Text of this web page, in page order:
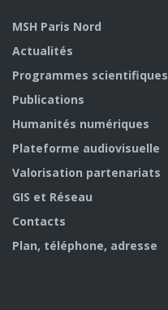
MSH Paris Nord
Actualités
Programmes scientifiques
Publications
Humanités numériques
Plateforme audiovisuelle
Valorisation partenariats
GIS et Réseau
Contacts
Plan, téléphone, adresse